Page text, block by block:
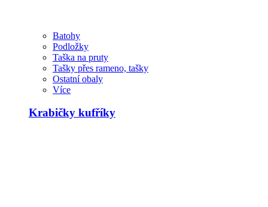
Batohy
Podložky
Taška na pruty
Tašky přes rameno, tašky
Ostatní obaly
Více
Krabičky kufříky